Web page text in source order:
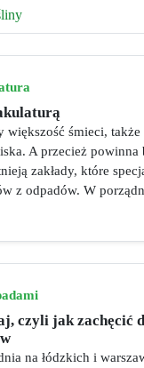
większość śmieci, także
A przecież powinna
zakłady, które
z odpadów. W
czyli jak zachęcić
na łódzkich i